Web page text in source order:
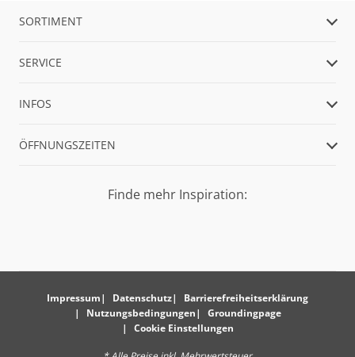
SORTIMENT
SERVICE
INFOS
ÖFFNUNGSZEITEN
Finde mehr Inspiration:
Impressum Datenschutz
Barrierefreiheitserklärung
Nutzungsbedingungen
Groundingpage
Cookie Einstellungen